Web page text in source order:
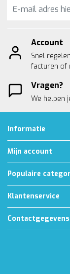
Account
Snel
facturen of
Vragen?
We helpen
Informatie
Mijn account
Populaire
Klantenservice
Contactgegevens